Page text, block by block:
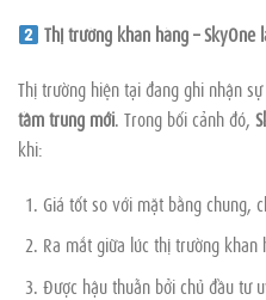
Thị trường khan hàng –
Thị trường hiện tại đang ghi nhận
tầm trung mới. Trong bối cảnh đó,
khi:
Giá tốt so với mặt bằng chung,
Ra mắt giữa lúc thị trường khan
Được hậu thuẫn bởi chủ đầu tư